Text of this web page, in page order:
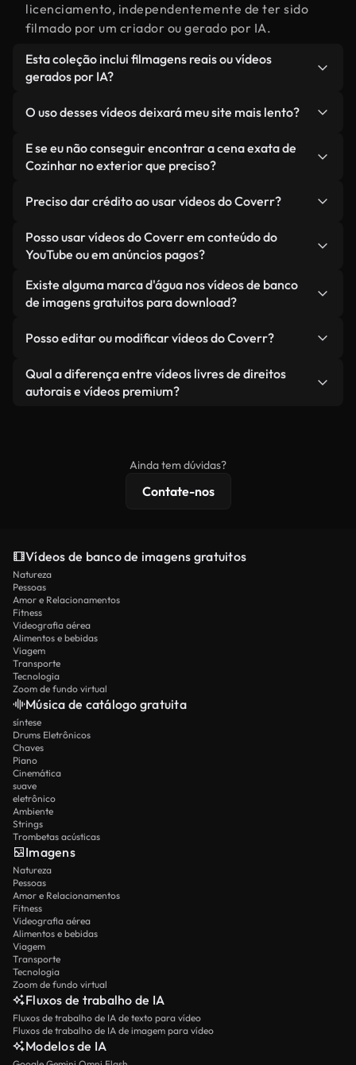
licenciamento, independentemente de ter sido
filmado por um criador ou gerado por IA.
Esta coleção inclui filmagens reais ou vídeos
gerados por IA?
por filmagens reais, feitas por humanos,
relacionadas a Cozinhar no exterior, juntamente
com vídeos gerados por IA. Cada vídeo é
claramente identificado para que você sempre
saiba o que está usando.
O uso desses vídeos deixará meu site mais lento?
Não, se você selecionar nossas versões
otimizadas. Oferecemos formatos leves e prontos
— mantendo a alta qualidade, minimizando os
como LCP.
E se eu não conseguir encontrar a cena exata de
Cozinhar no exterior que preciso?
Coverr AI Studio. Basta descrever a cena — como
"Cozinhar no exterior ao pôr do sol" — e o Studio
gerará um vídeo personalizado para você em
segundos, alinhado com nossos padrões de
licenciamento.
Preciso dar crédito ao usar vídeos do Coverr?
Não é necessário dar crédito. Todos os vídeos em
nossa biblioteca são livres de direitos autorais e
embora isso seja sempre bem-vindo.
Posso usar vídeos do Coverr em conteúdo do
YouTube ou em anúncios pagos?
Sim. Todas as imagens de arquivo da Coverr
podem ser usadas em vídeos monetizados do
de clientes — desde que você não esteja
como um produto independente.
Existe alguma marca d'água nos vídeos de banco
de imagens gratuitos para download?
reais ou gerados por IA — inclui marcas d'água.
Você recebe imagens limpas e prontas para usar.
Posso editar ou modificar vídeos do Coverr?
Sim. Você pode cortar, recortar ou remixar nossos
vídeos livremente. Apenas certifique-se de que o
Qual a diferença entre vídeos livres de direitos
autorais e vídeos premium?
licenciamento estendidas.
Ainda tem dúvidas?
Contate-nos
Vídeos de banco de imagens gratuitos
Natureza
Pessoas
Amor e Relacionamentos
Fitness
Videografia aérea
Alimentos e bebidas
Viagem
Transporte
Tecnologia
Zoom de fundo virtual
Música de catálogo gratuita
síntese
Drums Eletrônicos
Chaves
Piano
Cinemática
suave
eletrônico
Ambiente
Strings
Trombetas acústicas
Imagens
Natureza
Pessoas
Amor e Relacionamentos
Fitness
Videografia aérea
Alimentos e bebidas
Viagem
Transporte
Tecnologia
Zoom de fundo virtual
Fluxos de trabalho de IA
Fluxos de trabalho de IA de texto para vídeo
Fluxos de trabalho de IA de imagem para vídeo
Modelos de IA